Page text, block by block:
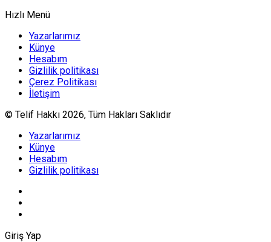
Hızlı Menü
Yazarlarımız
Künye
Hesabım
Gizlilik politikası
Çerez Politikası
İletişim
© Telif Hakkı 2026, Tüm Hakları Saklıdır
Yazarlarımız
Künye
Hesabım
Gizlilik politikası
Giriş Yap